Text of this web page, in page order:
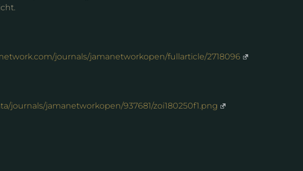
journals/jamanetworkopen/fullarticle/2718096
journals/jamanetworkopen/937681/zoi180250f1.png